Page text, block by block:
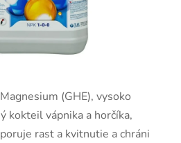
(GHE), vysoko
kokteil vápnika a horčíka,
rast a kvitnutie a chráni